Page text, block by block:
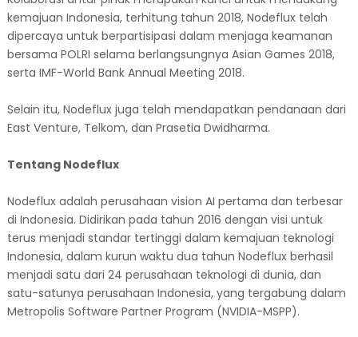
kemajuan Indonesia, terhitung tahun 2018, Nodeflux telah
dipercaya untuk berpartisipasi dalam menjaga keamanan
bersama POLRI selama berlangsungnya Asian Games 2018,
serta IMF-World Bank Annual Meeting 2018.
Selain itu, Nodeflux juga telah mendapatkan pendanaan dari
East Venture, Telkom, dan Prasetia Dwidharma.
Tentang Nodeflux
Nodeflux adalah perusahaan vision AI pertama dan terbesar
di Indonesia. Didirikan pada tahun 2016 dengan visi untuk
terus menjadi standar tertinggi dalam kemajuan teknologi
Indonesia, dalam kurun waktu dua tahun Nodeflux berhasil
menjadi satu dari 24 perusahaan teknologi di dunia, dan
satu-satunya perusahaan Indonesia, yang tergabung dalam
Metropolis Software Partner Program (NVIDIA-MSPP).